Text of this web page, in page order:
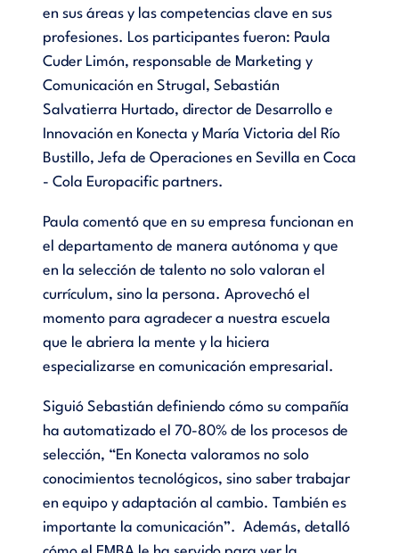
en sus áreas y las competencias clave en sus
profesiones. Los participantes fueron: Paula
Cuder Limón, responsable de Marketing y
Comunicación en Strugal, Sebastián
Salvatierra Hurtado, director de Desarrollo e
Innovación en Konecta y María Victoria del Río
Bustillo, Jefa de Operaciones en Sevilla en Coca
- Cola Europacific partners.
Paula comentó que en su empresa funcionan en
el departamento de manera autónoma y que
en la selección de talento no solo valoran el
currículum, sino la persona. Aprovechó el
momento para agradecer a nuestra escuela
que le abriera la mente y la hiciera
especializarse en comunicación empresarial.
Siguió Sebastián definiendo cómo su compañía
ha automatizado el 70-80% de los procesos de
selección, “En Konecta valoramos no solo
conocimientos tecnológicos, sino saber trabajar
en equipo y adaptación al cambio. También es
importante la comunicación”. Además, detalló